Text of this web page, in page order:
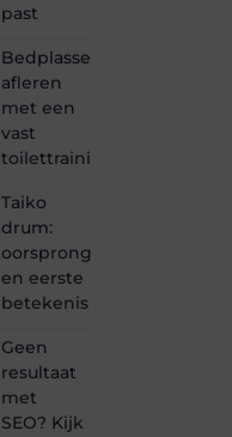
past
Bedplassen
afleren
met een
vast
toilettrainingschema
Taiko
drum:
oorsprong
en eerste
betekenis
Geen
resultaat
met
SEO? Kijk